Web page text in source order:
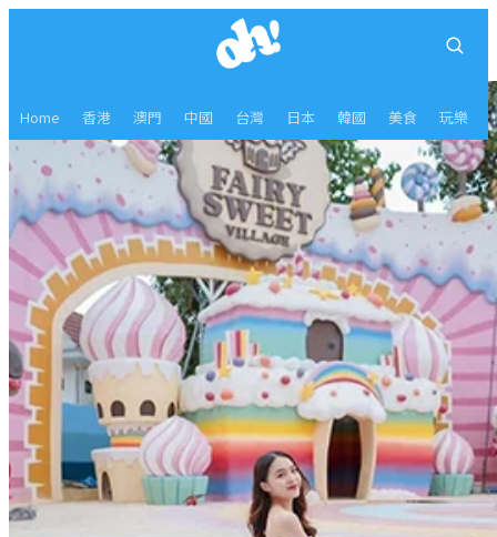
Home 香港 澳門 中國 台灣 日本 韓國 美食 玩樂